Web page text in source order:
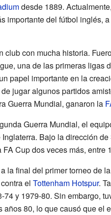
desde 1889.
importante del fútbol inglés,
club con mucha historia.
una de las primeras ligas
papel importante en la
jugar algunos partidos
Guerra Mundial, ganaron la
Guerra Mundial, el
Inglaterra. Bajo la dirección
FA Cup dos veces más, entre
la final del primer torneo de la
el Tottenham Hotspur.
y 1979-80. Sin embargo,
años 80, lo que causó que el